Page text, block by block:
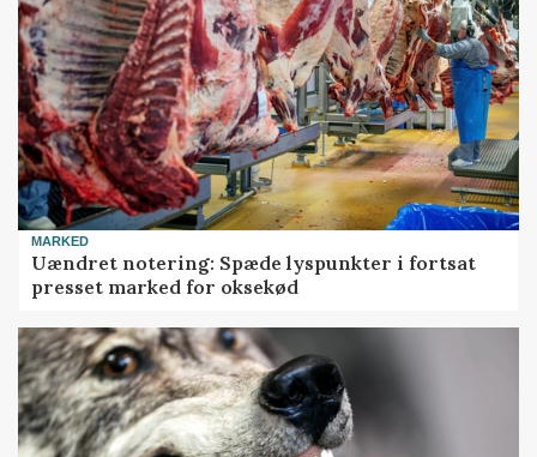
MARKED
Uændret notering: Spæde lyspunkter i fortsat
presset marked for oksekød